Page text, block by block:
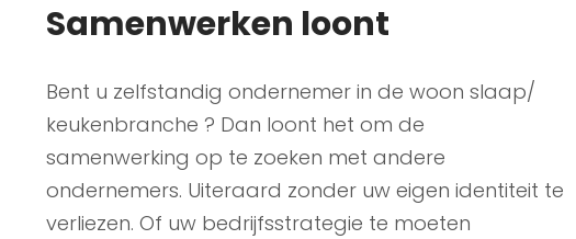
Samenwerken loont
Bent u zelfstandig ondernemer in de woon slaap/
keukenbranche ? Dan loont het om de
samenwerking op te zoeken met andere
ondernemers. Uiteraard zonder uw eigen identiteit te
verliezen. Of uw bedrijfsstrategie te moeten